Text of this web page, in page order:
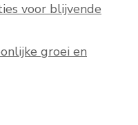
voor blijvende
groei en